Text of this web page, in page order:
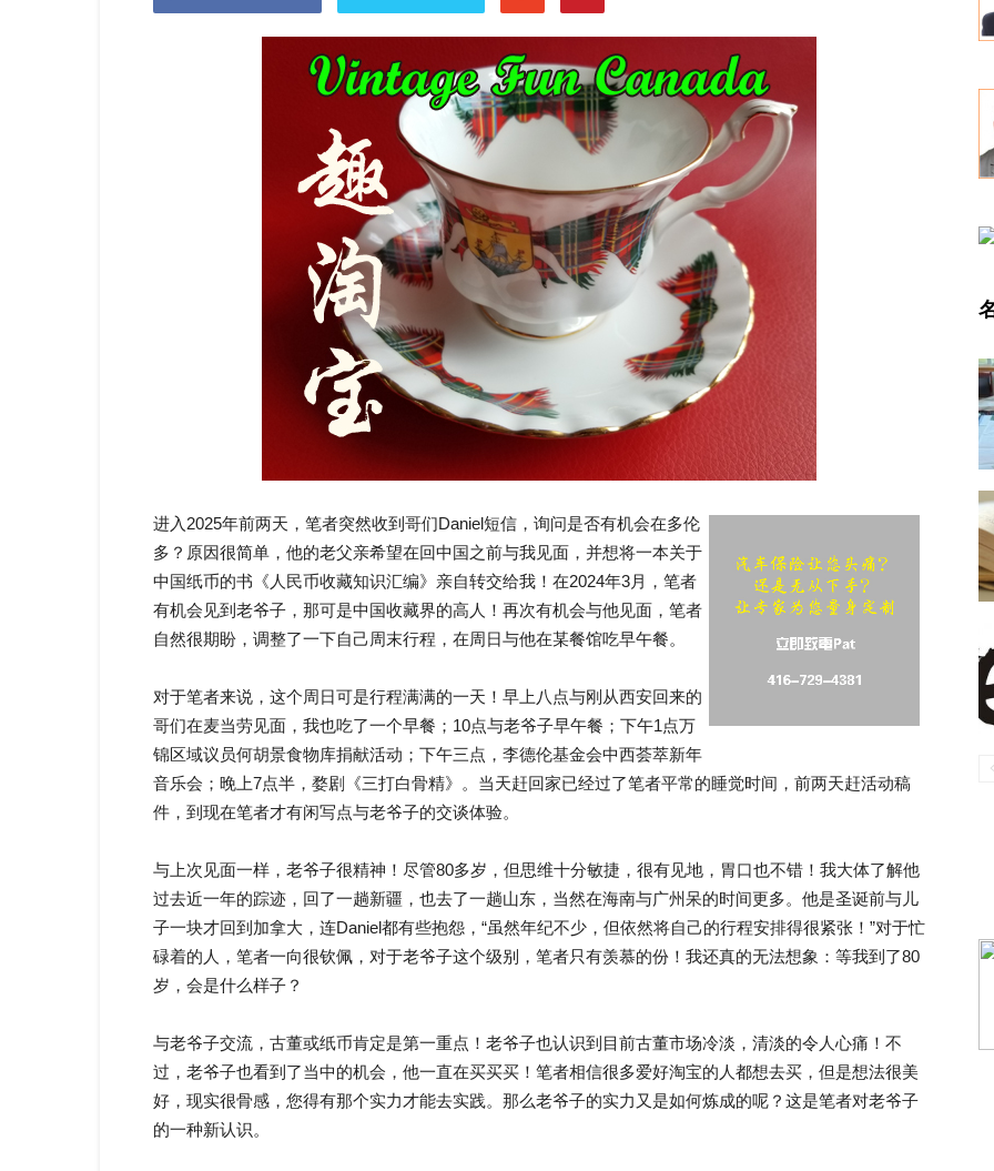
进入2025年前两天，笔者突然收到哥们Daniel短信，询问是否有机会在多伦
多？原因很简单，他的老父亲希望在回中国之前与我见面，并想将一本关于
中国纸币的书《人民币收藏知识汇编》亲自转交给我！在2024年3月，笔者
有机会见到老爷子，那可是中国收藏界的高人！再次有机会与他见面，笔者
自然很期盼，调整了一下自己周末行程，在周日与他在某餐馆吃早午餐。
对于笔者来说，这个周日可是行程满满的一天！早上八点与刚从西安回来的
哥们在麦当劳见面，我也吃了一个早餐；10点与老爷子早午餐；下午1点万
锦区域议员何胡景食物库捐献活动；下午三点，李德伦基金会中西荟萃新年
音乐会；晚上7点半，婺剧《三打白骨精》。当天赶回家已经过了笔者平常的睡觉时间，前两天赶活动稿
件，到现在笔者才有闲写点与老爷子的交谈体验。
与上次见面一样，老爷子很精神！尽管80多岁，但思维十分敏捷，很有见地，胃口也不错！我大体了解他
过去近一年的踪迹，回了一趟新疆，也去了一趟山东，当然在海南与广州呆的时间更多。他是圣诞前与儿
子一块才回到加拿大，连Daniel都有些抱怨，“虽然年纪不少，但依然将自己的行程安排得很紧张！”对于忙
碌着的人，笔者一向很钦佩，对于老爷子这个级别，笔者只有羡慕的份！我还真的无法想象：等我到了80
岁，会是什么样子？
与老爷子交流，古董或纸币肯定是第一重点！老爷子也认识到目前古董市场冷淡，清淡的令人心痛！不
过，老爷子也看到了当中的机会，他一直在买买买！笔者相信很多爱好淘宝的人都想去买，但是想法很美
好，现实很骨感，您得有那个实力才能去实践。那么老爷子的实力又是如何炼成的呢？这是笔者对老爷子
的一种新认识。